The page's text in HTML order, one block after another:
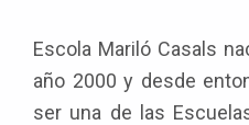
Escola Mariló Casals
año 2000 y desde
ser una de las